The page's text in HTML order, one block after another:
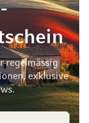
regelmässig
exklusive